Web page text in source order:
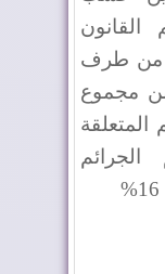
القانون
من طرف
حيث تمثل %33 من مجموع
المتعلقة
%25، ثم الجرائم